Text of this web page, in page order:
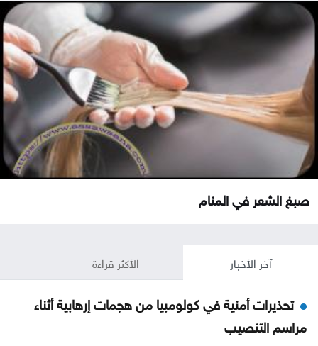
صبغ الشعر في المنام
آخر الأخبار الأكثر قراءة
تحذيرات أمنية في كولومبيا من هجمات إرهابية أثناء
مراسم التنصيب